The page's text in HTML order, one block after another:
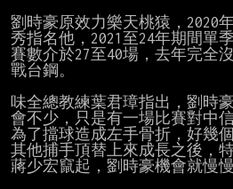
劉時豪原效力樂天桃猿，2020
秀指名他，2021至24年期間單
賽數介於27至40場，去年完全
戰台鋼。
味全總教練葉君璋指出，劉時
會不少，只是有一場比賽對中
為了擋球造成左手骨折，好幾
其他捕手頂替上來成長之後，
蔣少宏竄起，劉時豪機會就慢慢